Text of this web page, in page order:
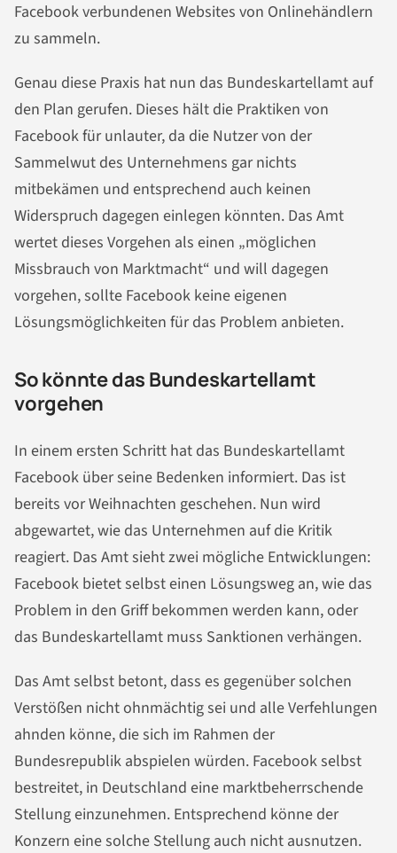
Facebook verbundenen Websites von Onlinehändlern
zu sammeln.
Genau diese Praxis hat nun das Bundeskartellamt auf
den Plan gerufen. Dieses hält die Praktiken von
Facebook für unlauter, da die Nutzer von der
Sammelwut des Unternehmens gar nichts
mitbekämen und entsprechend auch keinen
Widerspruch dagegen einlegen könnten. Das Amt
wertet dieses Vorgehen als einen „möglichen
Missbrauch von Marktmacht“ und will dagegen
vorgehen, sollte Facebook keine eigenen
Lösungsmöglichkeiten für das Problem anbieten.
So könnte das Bundeskartellamt
vorgehen
In einem ersten Schritt hat das Bundeskartellamt
Facebook über seine Bedenken informiert. Das ist
bereits vor Weihnachten geschehen. Nun wird
abgewartet, wie das Unternehmen auf die Kritik
reagiert. Das Amt sieht zwei mögliche Entwicklungen:
Facebook bietet selbst einen Lösungsweg an, wie das
Problem in den Griff bekommen werden kann, oder
das Bundeskartellamt muss Sanktionen verhängen.
Das Amt selbst betont, dass es gegenüber solchen
Verstößen nicht ohnmächtig sei und alle Verfehlungen
ahnden könne, die sich im Rahmen der
Bundesrepublik abspielen würden. Facebook selbst
bestreitet, in Deutschland eine marktbeherrschende
Stellung einzunehmen. Entsprechend könne der
Konzern eine solche Stellung auch nicht ausnutzen.